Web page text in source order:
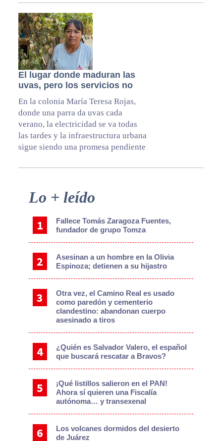
El lugar donde maduran las
uvas, pero los servicios no
En la colonia María Teresa Rojas,
donde una parra da uvas cada
verano, la electricidad se va todas
las tardes y la infraestructura urbana
sigue siendo una promesa pendiente
Primary
Lo + leído
Fallece Tomás Zaragoza Fuentes,
fundador de grupo Tomza
Asesinan a un hombre en la Olivia
Espinoza; detienen a su hijastro
Otra vez, el Camino Real es usado
como paredón y cementerio
clandestino: abandonan cuerpo
asesinado a tiros
¿Quién es Salvador Valero, el español
que buscará rescatar a Bravos?
¡Qué listillos salieron en el PAN!
Ahora sí quieren una Fiscalía
autónoma… y transexenal
Los volcanes dormidos del desierto
de Juárez